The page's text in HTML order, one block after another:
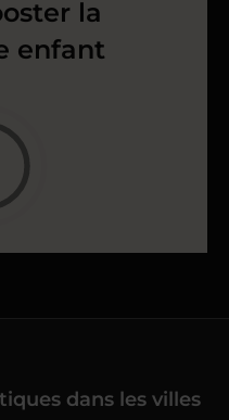
la
enfant
dans les villes